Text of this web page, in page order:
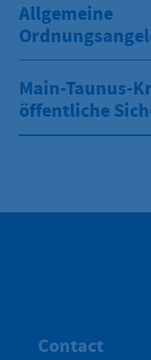
Allgemeine
Main-Taunus-
öffentliche
Contact